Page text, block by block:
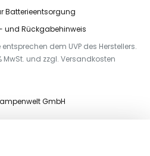
Batterieentsorgung
und Rückgabehinweis
dem UVP des Herstellers.
MwSt. und zzgl. Versandkosten
GmbH